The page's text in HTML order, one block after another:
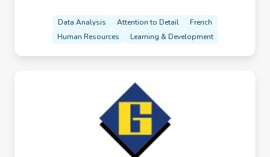
Data Analysis Attention to Detail
French
Human Resources
Learning & Development